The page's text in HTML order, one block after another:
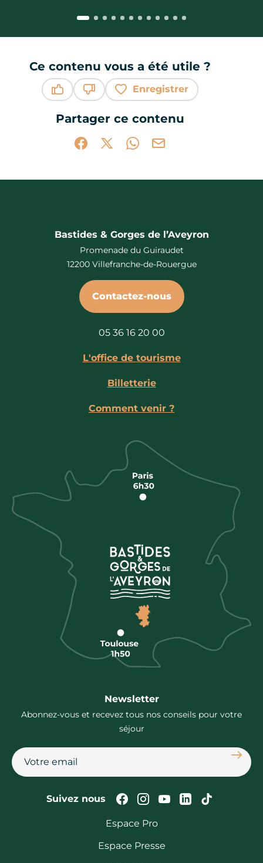
Ce contenu vous a été utile ?
Enregistrer
Partager ce contenu
Partager sur Facebook (nouvelle
Partager sur X / Twitter (nouvelle
Partager sur WhatsApp
Partager par mail
Bastides & Gorges de l’Aveyron
Promenade du Guiraudet
12200 Villefranche-de-Rouergue
Contactez-nous
05 36 16 20 00
L'office de tourisme
Billetterie
Comment venir ?
Newsletter
Abonnez-vous et recevez tous nos conseils pour votre
séjour
Suivez nous Suivez-nous sur
Suivez-nous sur
Suivez-nous
Suivez-Suivez-
Espace Pro
Espace Presse